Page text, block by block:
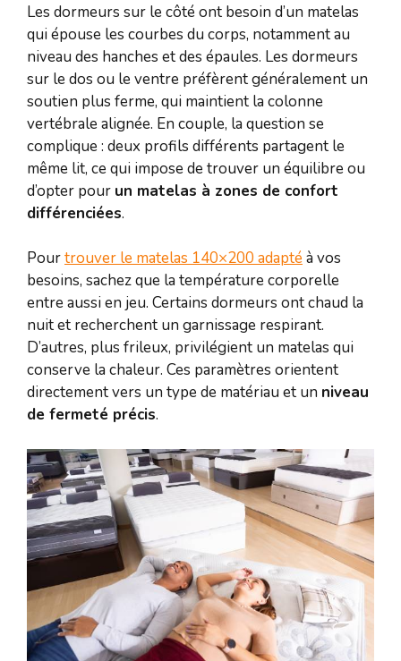
Les dormeurs sur le côté ont besoin d’un matelas
qui épouse les courbes du corps, notamment au
niveau des hanches et des épaules. Les dormeurs
sur le dos ou le ventre préfèrent généralement un
soutien plus ferme, qui maintient la colonne
vertébrale alignée. En couple, la question se
complique : deux profils différents partagent le
même lit, ce qui impose de trouver un équilibre ou
d’opter pour un matelas à zones de confort
différenciées.
Pourtrouver le matelas 140×200 adaptéà vos
besoins, sachez que la température corporelle
entre aussi en jeu. Certains dormeurs ont chaud la
nuit et recherchent un garnissage respirant.
D’autres, plus frileux, privilégient un matelas qui
conserve la chaleur. Ces paramètres orientent
directement vers un type de matériau et un niveau
de fermeté précis.